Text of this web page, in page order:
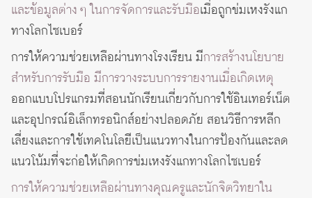
และข้อมูลต่าง ๆ ในการจัดการและรับมือเมื่อถูกข่มเหงรังแก
ทางโลกไซเบอร์
การให้ความช่วยเหลือผ่านทางโรงเรียน มีการสร้างนโยบาย
สำหรับการรับมือ มีการวางระบบการรายงานเมื่อเกิดเหตุ
ออกแบบโปรแกรมที่สอนนักเรียนเกี่ยวกับการใช้อินเทอร์เน็ต
และอุปกรณ์อิเล็กทรอนิกส์อย่างปลอดภัย สอนวิธีการหลีก
เลี่ยงและการใช้เทคโนโลยีเป็นแนวทางในการป้องกันและลด
แนวโน้มที่จะก่อให้เกิดการข่มเหงรังแกทางโลกไซเบอร์
การให้ความช่วยเหลือผ่านทางคุณครูและนักจิตวิทยาใน